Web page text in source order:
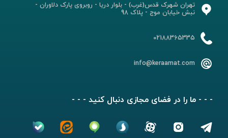
تهران شهرک قدس(غرب) - بلوار دریا - روبروی پارک دلاوران -
نبش خیابان موج - پلاک 98
02188365335
info@keraamat.com
- - - ما را در فضای مجازی دنبال کنید - - -